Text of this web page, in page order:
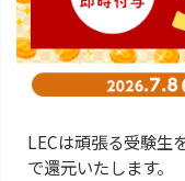
LECは頑張る受験生
で還元いたします。